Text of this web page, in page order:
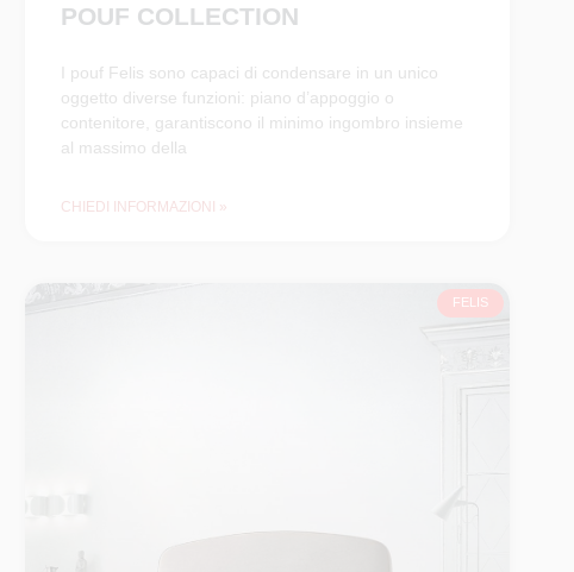
POUF COLLECTION
I pouf Felis sono capaci di condensare in un unico
oggetto diverse funzioni: piano d’appoggio o
contenitore, garantiscono il minimo ingombro insieme
al massimo della
CHIEDI INFORMAZIONI »
FELIS